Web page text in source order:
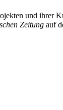
und ihrer
Zeitung auf